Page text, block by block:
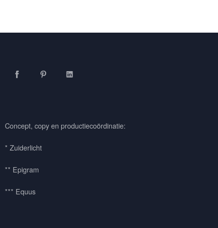
Concept, copy en productiecoördinatie:
* Zuiderlicht
** Epigram
*** Equus